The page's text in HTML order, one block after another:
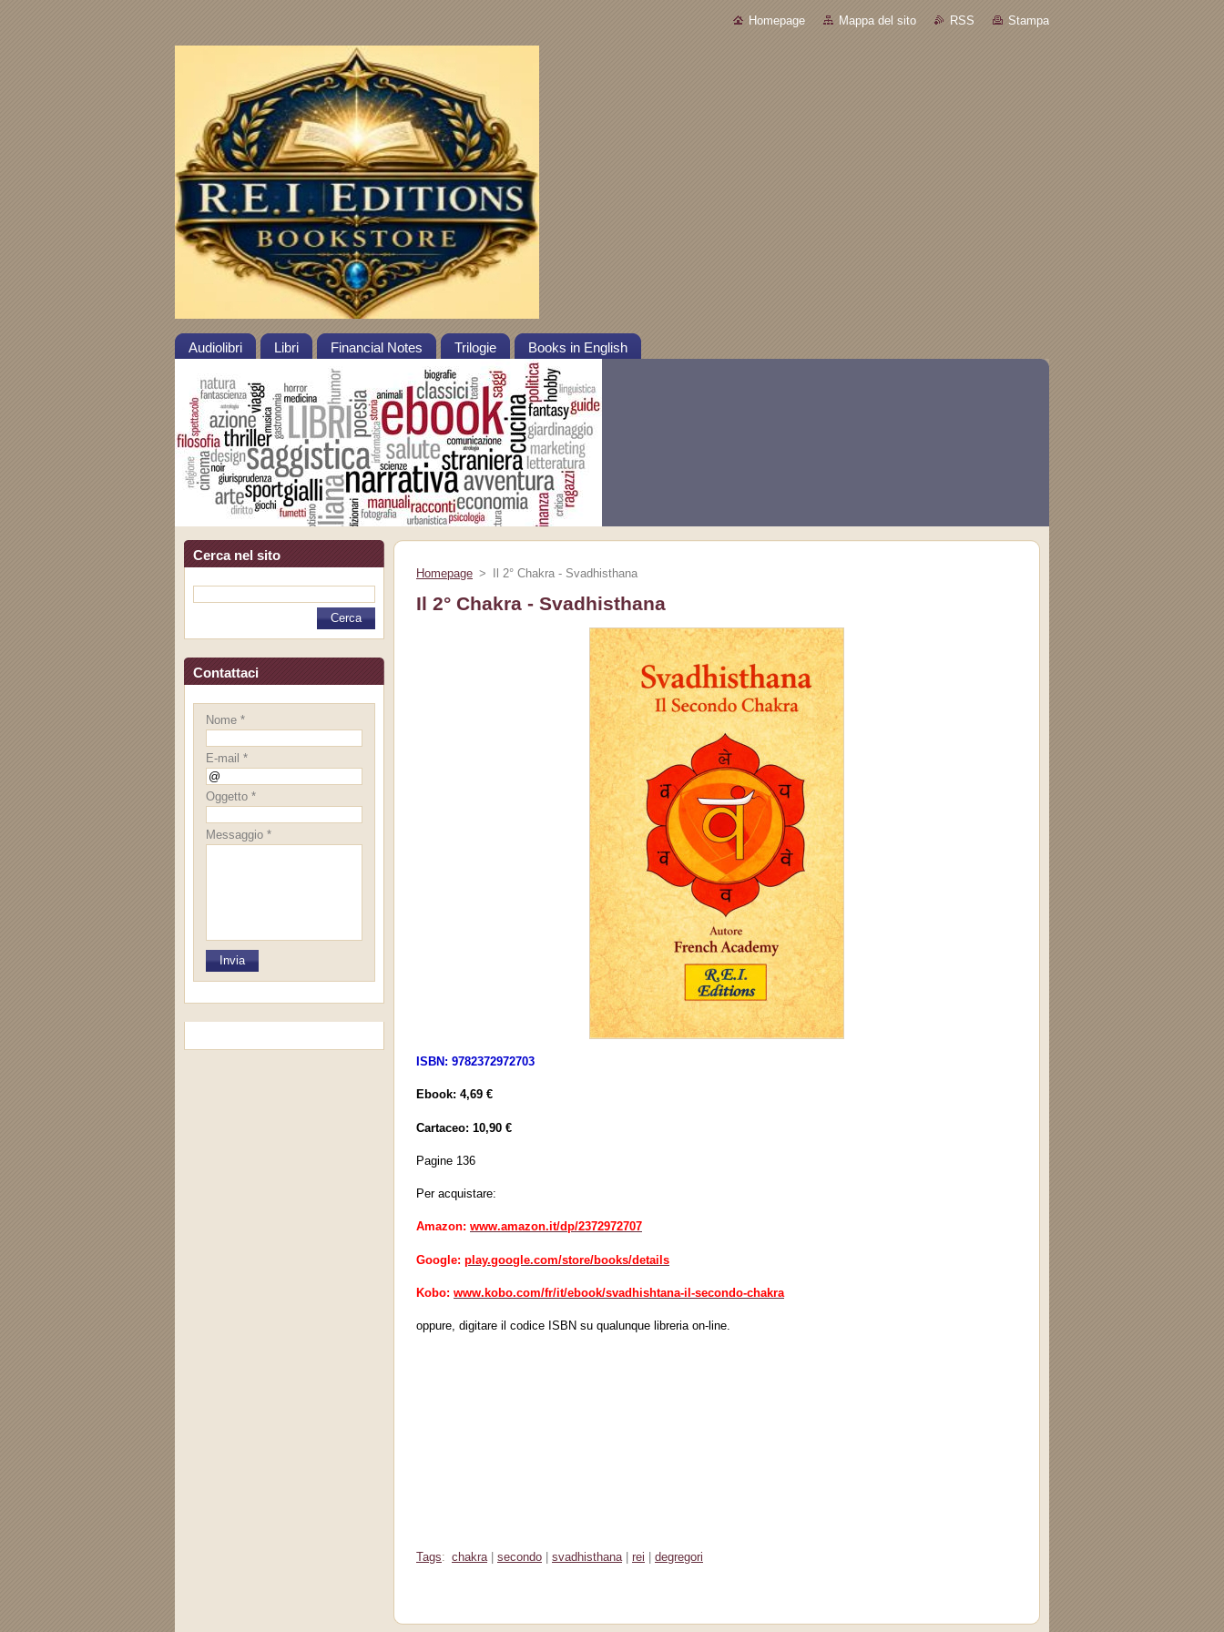
Homepage Mappa del sito RSS Stampa
Audiolibri Libri Financial Notes Trilogie Books in English
Cerca nel sito
Contattaci
Nome *
E-mail *
Oggetto *
Messaggio *
Homepage > Il 2° Chakra - Svadhisthana
Il 2° Chakra - Svadhisthana
ISBN: 9782372972703
Ebook: 4,69 €
Cartaceo: 10,90 €
Pagine 136
Per acquistare:
Amazon: www.amazon.it/dp/2372972707
Google: play.google.com/store/books/details
Kobo: www.kobo.com/fr/it/ebook/svadhishtana-il-secondo-chakra
oppure, digitare il codice ISBN su qualunque libreria on-line.
Tags: chakra secondo svadhisthana rei degregori